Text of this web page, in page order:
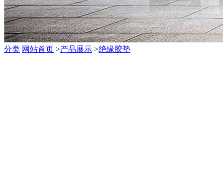
分类 网站首页 >产品展示 >绝缘胶垫